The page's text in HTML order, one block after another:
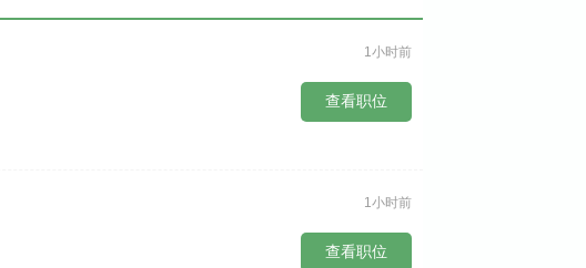
1小时前
查看职位
1小时前
查看职位